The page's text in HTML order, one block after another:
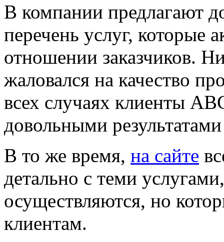
В компании предлагают
перечень услуг, которые
отношении заказчиков.
жаловался на качество
всех случаях клиенты
довольными
В то же время, на сайте
детально с теми
осуществляются, но
клиентам.